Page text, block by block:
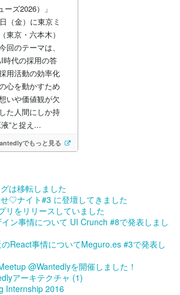
は移転しました
♡ナイト#3 に登壇してきました
リをリリースしていました
ン事情について UI Crunch #8で発表しまし
React事情についてMeguro.es #3で発表し
@Wantedlyを開催しました！
アーキテクチャ (1)
Internship 2016